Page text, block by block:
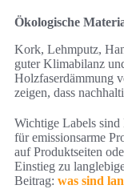
Ökologische
Kork, Lehmputz,
guter Klimabilanz
Holzfaserdämmung
zeigen, dass
Wichtige Labels
für emissionsarme
auf Produktseiten
Einstieg zu
Beitrag: was sind